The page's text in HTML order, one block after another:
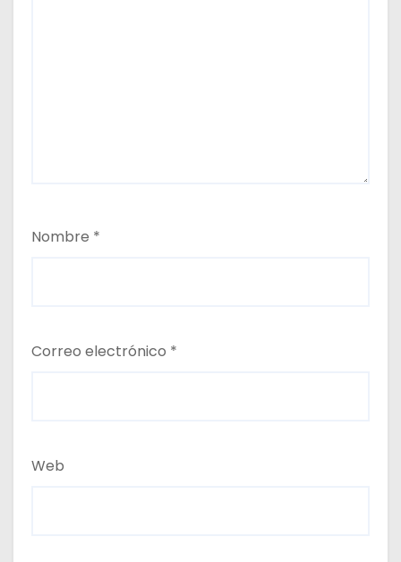
Nombre *
Correo electrónico *
Web